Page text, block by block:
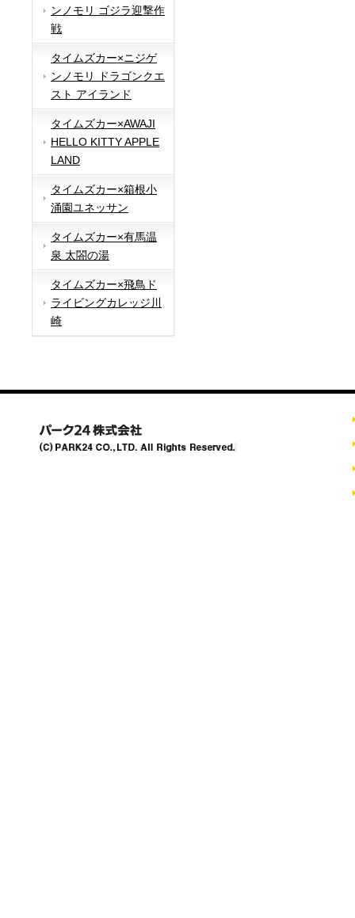
ンノモリ ゴジラ迎撃作
戦
タイムズカー×ニジゲ
ンノモリ ドラゴンクエ
スト アイランド
タイムズカー×AWAJI
HELLO KITTY APPLE
LAND
タイムズカー×箱根小
涌園ユネッサン
タイムズカー×有馬温
泉 太閤の湯
タイムズカー×飛鳥ド
ライビングカレッジ川
崎